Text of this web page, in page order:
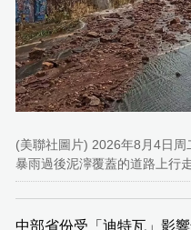
(美聯社圖片) 2026年8月4日
暴雨過後泥濘覆蓋的道路上行
中部省份受「迪特瓦」影